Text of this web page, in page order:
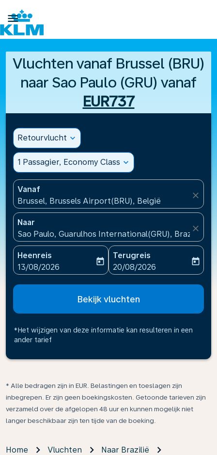

Vluchten vanaf Brussel (BRU)
naar Sao Paulo (GRU) vanaf
EUR737
Retourvlucht expand_more
1 Passagier, Economy Class expand_more
Vanaf
Brussel, Brussels Airport(BRU), België
close
Naar
Sao Paulo, Guarulhos International(GRU), Brazilië
close
Heenreis
fc-booking-departure-date-aria-label
13/08/2026
today
Terugreis
fc-booking-return-date-
20/08/2026
today
Bekijk vluchten
*Het wijzigen van deze informatie kan resulteren in een
ander tarief
* Alle bedragen zijn in EUR. Belastingen en toeslagen zijn
inbegrepen. Er zijn geen boekingskosten. Getoonde tarieven zijn
verzameld over de afgelopen 48 uur en kunnen mogelijk niet
langer beschikbaar zijn ten tijde van de boeking.
Home Vluchten
Naar Brazilië